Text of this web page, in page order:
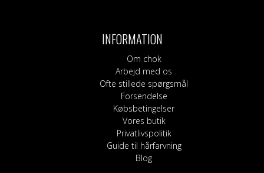
INFORMATION
Om chok
Arbejd med os
Ofte stillede spørgsmål
Forsendelse
Købsbetingelser
Vores butik
Privatlivspolitik
Guide til hårfarvning
Blog